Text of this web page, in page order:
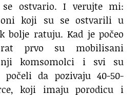
ostvario. I verujte mi:
koji su se ostvarili u
bolje ratuju. Kad je počeo
prvo su mobilisani
komsomolci i svi su
da pozivaju 40-50-
koji imaju porodicu i